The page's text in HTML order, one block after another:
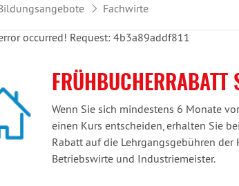
Fachwirte
occurred! Request: 4b3a89addf811
FRÜHBUCHERRABATT
Wenn Sie sich mindestens 6 Monate
einen Kurs entscheiden, erhalten Sie
Rabatt auf die Lehrgangsgebühren der
Betriebswirte und Industriemeister.